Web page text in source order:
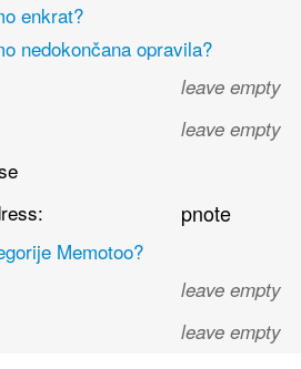
enkrat?
nedokončana opravila?
leave empty
leave empty
pnote
Memotoo?
leave empty
leave empty